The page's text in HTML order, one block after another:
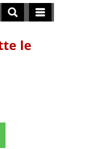
le